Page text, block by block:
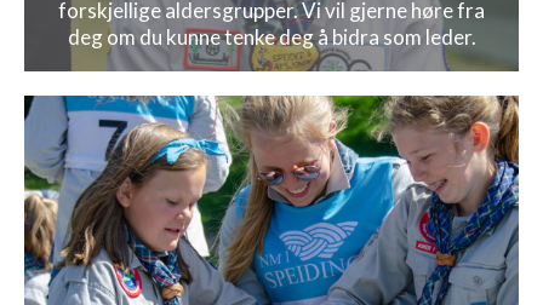
forskjellige aldersgrupper. Vi vil gjerne høre fra
deg om du kunne tenke deg å bidra som leder.